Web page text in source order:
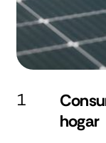
1
hogar